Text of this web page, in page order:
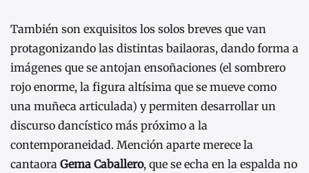
También son exquisitos los solos breves que van
protagonizando las distintas bailaoras, dando forma a
imágenes que se antojan ensoñaciones (el sombrero
rojo enorme, la figura altísima que se mueve como
una muñeca articulada) y permiten desarrollar un
discurso dancístico más próximo a la
contemporaneidad. Mención aparte merece la
cantaora Gema Caballero, que se echa en la espalda no